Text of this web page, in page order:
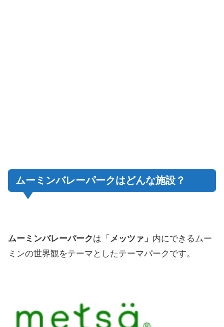
ムーミンバレーパークはどんな施設？
ムーミンバレーパークは「 メッツァ」 内にできるムー
ミンの世界観をテーマとしたテーマパークです。